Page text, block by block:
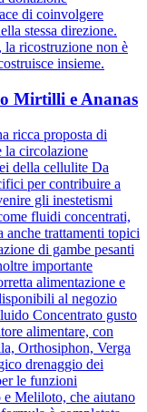
di coinvolgere
stessa direzione.
la ricostruzione non è
insieme.
Mirtilli e Ananas
ricca proposta di
la circolazione
della cellulite Da
per contribuire a
gli inestetismi
fluidi concentrati,
anche trattamenti topici
di gambe pesanti
importante
alimentazione e
al negozio
Concentrato gusto
alimentare, con
Orthosiphon, Verga
drenaggio dei
le funzioni
Meliloto, che aiutano